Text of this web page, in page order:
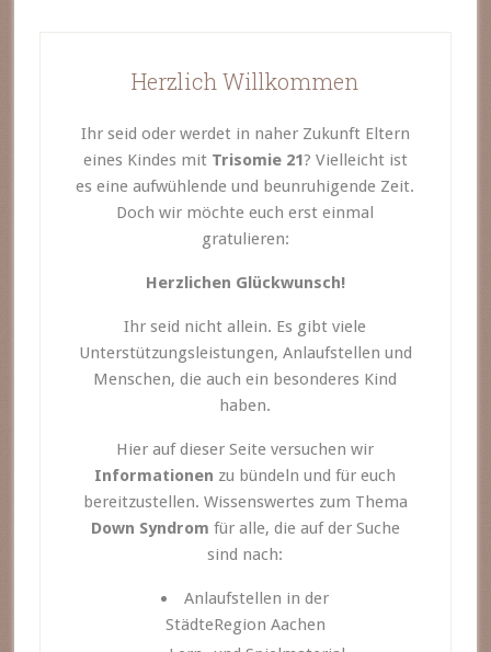
Herzlich Willkommen
Ihr seid oder werdet in naher Zukunft Eltern
eines Kindes mit Trisomie 21? Vielleicht ist
es eine aufwühlende und beunruhigende Zeit.
Doch wir möchte euch erst einmal
gratulieren:
Herzlichen Glückwunsch!
Ihr seid nicht allein. Es gibt viele
Unterstützungsleistungen, Anlaufstellen und
Menschen, die auch ein besonderes Kind
haben.
Hier auf dieser Seite versuchen wir
Informationen zu bündeln und für euch
bereitzustellen. Wissenswertes zum Thema
Down Syndrom für alle, die auf der Suche
sind nach:
Anlaufstellen in der
StädteRegion Aachen